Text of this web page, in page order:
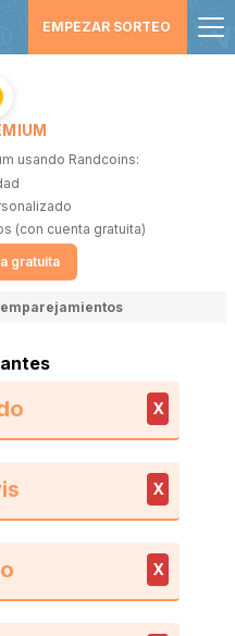
EMPEZAR SORTEO
usando Randcoins:
(con cuenta gratuita)
gratuita
X
X
X